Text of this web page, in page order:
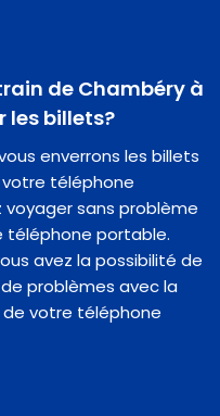
de Chambéry à
les billets?
enverrons les billets
téléphone
sans problème
portable.
avez la possibilité de
problèmes avec la
votre téléphone